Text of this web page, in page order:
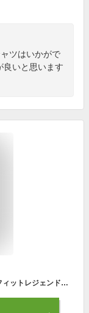
ツはいかがで
良いと思います
半袖Tシャツ ナイキ NIKE メンズ 718834 ドライフィットレジェンド 2101 クルーネックTシャツ ロゴプリント ワンポイント トップス シャツ ネコポス対応